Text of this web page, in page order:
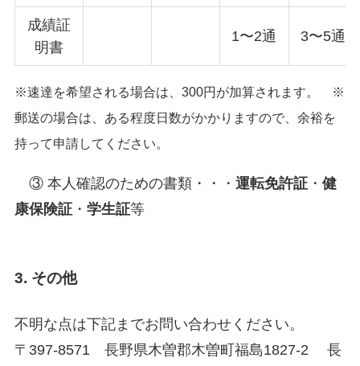
成績証
明書
1〜2通 3〜5通
※速達を希望される場合は、300円が加算されます。 ※
郵送の場合は、ある程度日数がかかりますので、余裕を
持って申請してください。
③ 本人確認のための書類・・・ 運転免許証・ 健
康保険証・ 学生証等
3. その他
不明な点は下記までお問い合わせください。
〒397-8571 長野県木曽郡木曽町福島1827-2 長